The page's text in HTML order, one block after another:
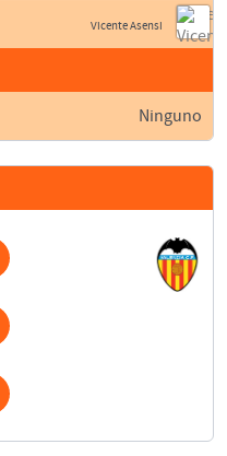
Vicente Asensi
Ninguno